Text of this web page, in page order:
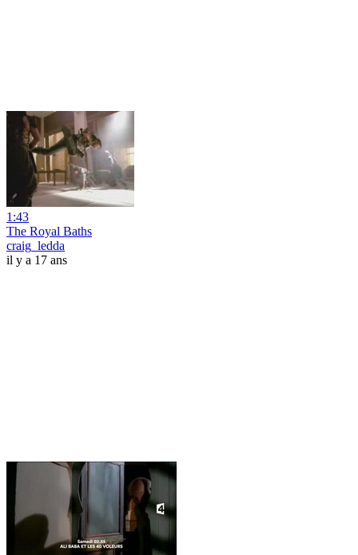
1:43
The Royal Baths
craig_ledda
il y a 17 ans